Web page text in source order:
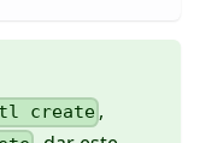
create ,